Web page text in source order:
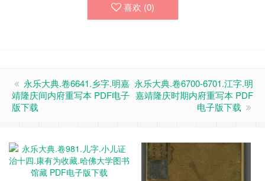
喜欢 (0)
永乐大典.卷6641.乡字.明嘉
靖隆庆间内府重写本 PDF电子
版下载
永乐大典.卷6700-6701.江字.明
嘉靖隆庆时期内府重写本 PDF
电子版下载